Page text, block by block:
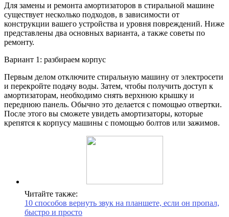
Для замены и ремонта амортизаторов в стиральной машине
существует несколько подходов, в зависимости от
конструкции вашего устройства и уровня повреждений. Ниже
представлены два основных варианта, а также советы по
ремонту.
Вариант 1: разбираем корпус
Первым делом отключите стиральную машину от электросети
и перекройте подачу воды. Затем, чтобы получить доступ к
амортизаторам, необходимо снять верхнюю крышку и
переднюю панель. Обычно это делается с помощью отвертки.
После этого вы сможете увидеть амортизаторы, которые
крепятся к корпусу машины с помощью болтов или зажимов.
Читайте также:
10 способов вернуть звук на планшете, если он пропал,
быстро и просто